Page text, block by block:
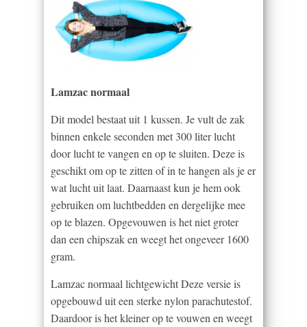
Lamzac normaal
Dit model bestaat uit 1 kussen. Je vult de zak
binnen enkele seconden met 300 liter lucht
door lucht te vangen en op te sluiten. Deze is
geschikt om op te zitten of in te hangen als je er
wat lucht uit laat. Daarnaast kun je hem ook
gebruiken om luchtbedden en dergelijke mee
op te blazen. Opgevouwen is het niet groter
dan een chipszak en weegt het ongeveer 1600
gram.
Lamzac normaal lichtgewicht Deze versie is
opgebouwd uit een sterke nylon parachutestof.
Daardoor is het kleiner op te vouwen en weegt